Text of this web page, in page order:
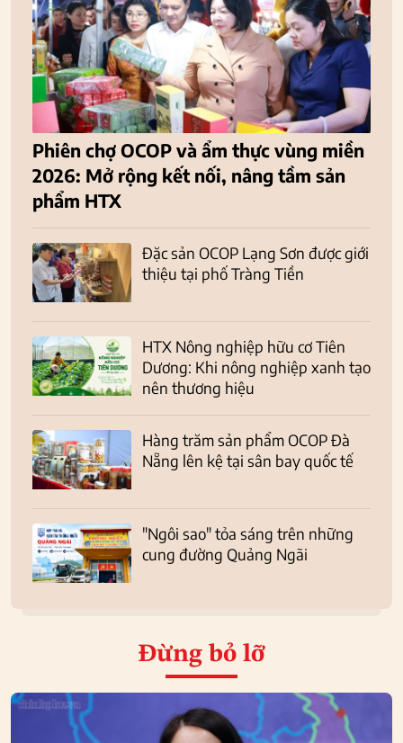
Phiên chợ OCOP và ẩm thực vùng miền
2026: Mở rộng kết nối, nâng tầm sản
phẩm HTX
Đặc sản OCOP Lạng Sơn được giới
thiệu tại phố Tràng Tiền
HTX Nông nghiệp hữu cơ Tiên
Dương: Khi nông nghiệp xanh tạo
nên thương hiệu
Hàng trăm sản phẩm OCOP Đà
Nẵng lên kệ tại sân bay quốc tế
"Ngôi sao" tỏa sáng trên những
cung đường Quảng Ngãi
Đừng bỏ lỡ